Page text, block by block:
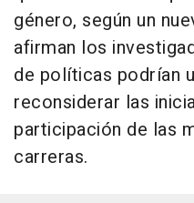
género, según un
afirman los
de políticas podrían
reconsiderar las
participación de las
carreras.